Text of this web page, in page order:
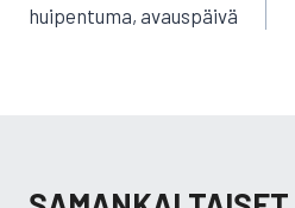
huipentuma, avauspäivä